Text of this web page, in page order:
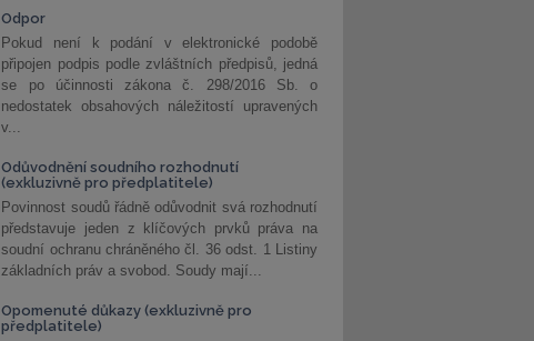
Odpor
Pokud není k podání v elektronické podobě
připojen podpis podle zvláštních předpisů, jedná
se po účinnosti zákona č. 298/2016 Sb. o
nedostatek obsahových náležitostí upravených
v...
Odůvodnění soudního rozhodnutí
(exkluzivně pro předplatitele)
Povinnost soudů řádně odůvodnit svá rozhodnutí
představuje jeden z klíčových prvků práva na
soudní ochranu chráněného čl. 36 odst. 1 Listiny
základních práv a svobod. Soudy mají...
Opomenuté důkazy (exkluzivně pro
předplatitele)